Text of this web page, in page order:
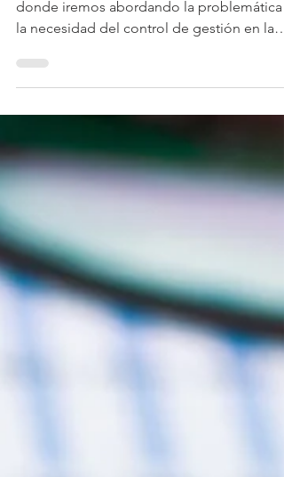
Este artículo será el primero de muchos
donde iremos abordando la problemática y
la necesidad del control de gestión en la
PYME española....